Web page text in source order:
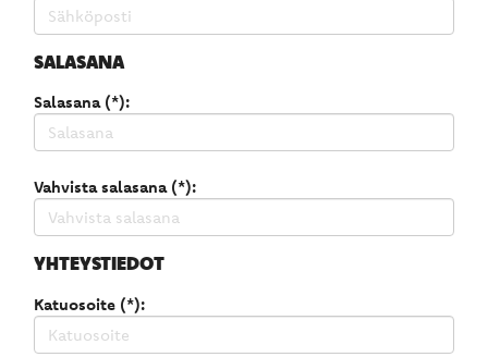
SALASANA
Salasana (*):
Vahvista salasana (*):
YHTEYSTIEDOT
Katuosoite (*):